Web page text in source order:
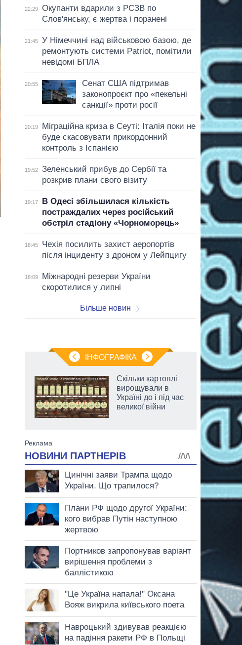
22:29
Окупанти вдарили з РСЗВ по
Слов'янську, є жертва і поранені
21:45
У Німеччині над військовою базою, де
ремонтують системи Patriot, помітили
невідомі БПЛА
20:55
Сенат США підтримав
законопроєкт про «пекельні
санкції» проти росії
20:19
Міграційна криза в Сеуті: Італія поки не
буде скасовувати прикордонний
контроль з Іспанією
19:52
Зеленський прибув до Сербії та
розкрив плани свого візиту
19:17
В Одесі збільшилася кількість
постраждалих через російський
обстріл стадіону «Чорноморець»
18:45
Чехія посилить захист аеропортів
після інциденту з дроном у Лейпцигу
18:09
Міжнародні резерви України
скоротилися у липні
Більше новин
ІНФОГРАФІКА
Скільки картоплі
вирощували в
Україні до і під час
великої війни